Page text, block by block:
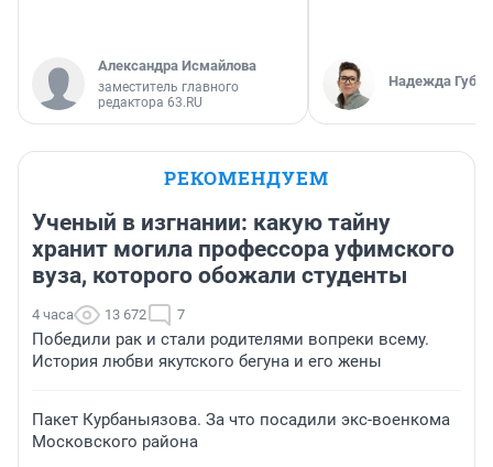
Александра Исмайлова
заместитель главного
редактора 63.RU
Надежда
РЕКОМЕНДУЕМ
Ученый в изгнании: какую тайну
хранит могила профессора уфимского
вуза, которого обожали студенты
4 часа 13 672 7
Победили рак и стали родителями вопреки всему.
История любви якутского бегуна и его жены
Пакет Курбаныязова. За что посадили экс-военкома
Московского района